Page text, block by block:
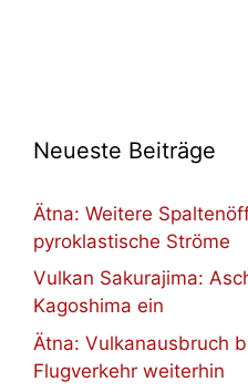
Neueste Beiträge
Ätna: Weitere
pyroklastische Ströme
Vulkan Sakurajima:
Kagoshima ein
Ätna: Vulkanausbruch
Flugverkehr weiterhin